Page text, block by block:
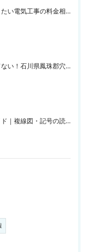
かほく市で知っておきたい電気工事の料金相場と信頼できる業者選びガイド
急なトラブルにも慌てない！石川県鳳珠郡穴水町エリアで電気工事を依頼する時の料金相場
スイッチ配線完全ガイド｜複線図・記号の読み方から片切り・三路・四路の結線方法、トラブル対処・工事費用・資格基準まで徹底解説